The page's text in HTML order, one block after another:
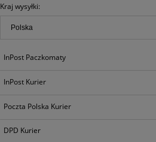
Kraj wysyłki:
InPost Paczkomaty
InPost Kurier
Poczta Polska Kurier
DPD Kurier